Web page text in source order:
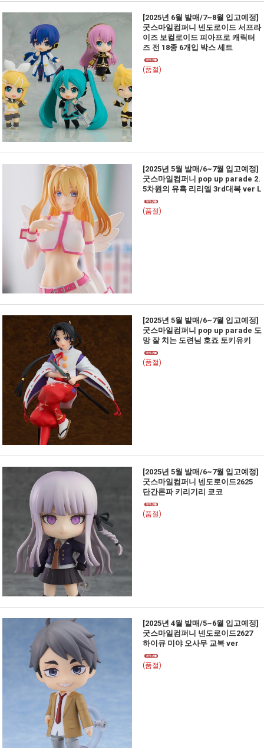
[2025년 6월 발매/7~8월 입고예정]
굿스마일컴퍼니 넨도로이드 서프라
이즈 보컬로이드 피아프로 캐릭터
즈 전 18종 6개입 박스 세트
(품절)
[2025년 5월 발매/6~7월 입고예정]
굿스마일컴퍼니 pop up parade 2.
5차원의 유혹 리리엘 3rd대복 ver L
(품절)
[2025년 5월 발매/6~7월 입고예정]
굿스마일컴퍼니 pop up parade 도
망 잘 치는 도련님 호죠 토키유키
(품절)
[2025년 5월 발매/6~7월 입고예정]
굿스마일컴퍼니 넨도로이드2625
단간론파 키리기리 쿄코
(품절)
[2025년 4월 발매/5~6월 입고예정]
굿스마일컴퍼니 넨도로이드2627
하이큐 미야 오사무 교복 ver
(품절)